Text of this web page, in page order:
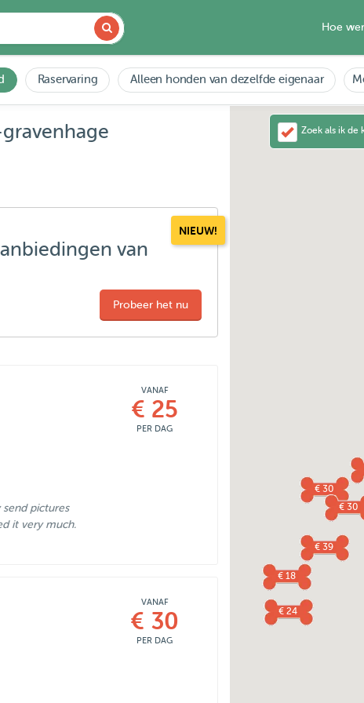
Hoe
Raservaring Alleen honden van dezelfde eigenaar
NIEUW!
van
Probeer het nu
pictures
it very much.
VANAF
€ 25
PER DAG
VANAF
€ 30
PER DAG
€ 30
€ 18
€ 39
€ 30
€ 24
Zoek als ik de